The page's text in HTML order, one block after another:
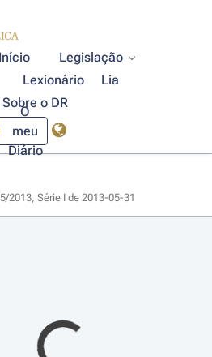
Início
Legislação
Lexionário
Lia
Sobre o DR
O
meu
Diário
2013, Série I de 2013-05-31